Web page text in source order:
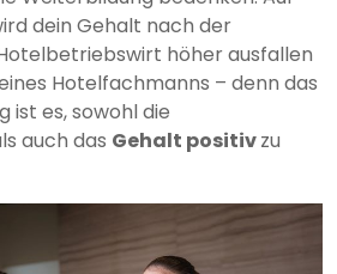
dein Gehalt nach der
höher ausfallen
Hotelfachmanns – denn das
ist es, sowohl die
auch das Gehalt positivzu